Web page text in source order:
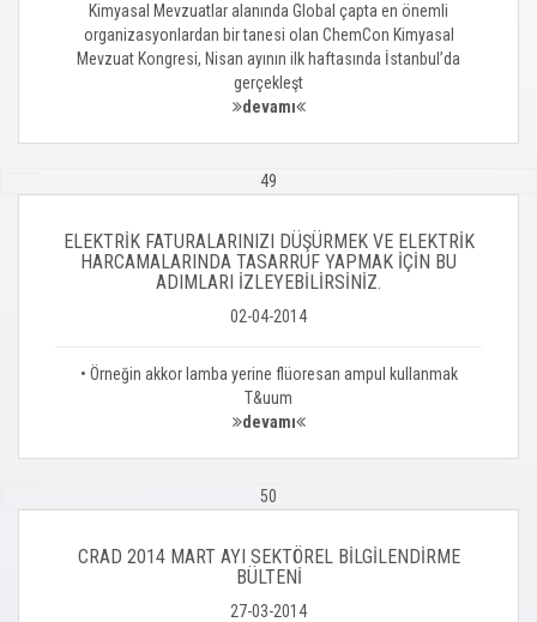
Kimyasal Mevzuatlar alanında Global çapta en önemli
organizasyonlardan bir tanesi olan ChemCon Kimyasal
Mevzuat Kongresi, Nisan ayının ilk haftasında İstanbul’da
gerçekleşt
devamı
49
ELEKTRİK FATURALARINIZI DÜŞÜRMEK VE ELEKTRİK
HARCAMALARINDA TASARRUF YAPMAK İÇİN BU
ADIMLARI İZLEYEBİLİRSİNİZ.
02-04-2014
• Örneğin akkor lamba yerine flüoresan ampul kullanmak
T&uum
devamı
50
CRAD 2014 MART AYI SEKTÖREL BİLGİLENDİRME
BÜLTENİ
27-03-2014